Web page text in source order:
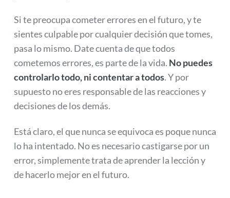
Si te preocupa cometer errores en el futuro, y te
sientes culpable por cualquier decisión que tomes,
pasa lo mismo. Date cuenta de que todos
cometemos errores, es parte de la vida. No puedes
controlarlo todo, ni contentar a todos. Y por
supuesto no eres responsable de las reacciones y
decisiones de los demás.
Está claro, el que nunca se equivoca es poque nunca
lo ha intentado. No es necesario castigarse por un
error, simplemente trata de aprender la lección y
de hacerlo mejor en el futuro.